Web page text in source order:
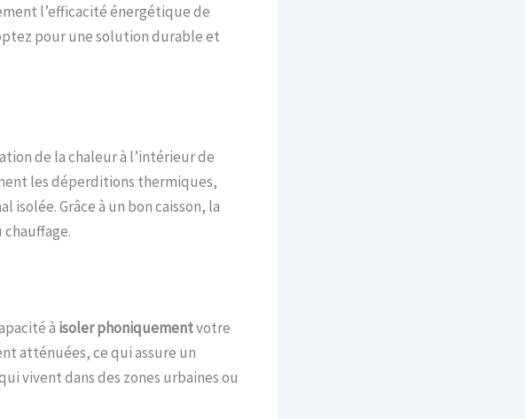
l’efficacité énergétique de
pour une solution durable et
de la chaleur à l’intérieur de
les déperditions thermiques,
Grâce à un bon caisson, la
à isoler phoniquementvotre
atténuées, ce qui assure un
vivent dans des zones urbaines ou